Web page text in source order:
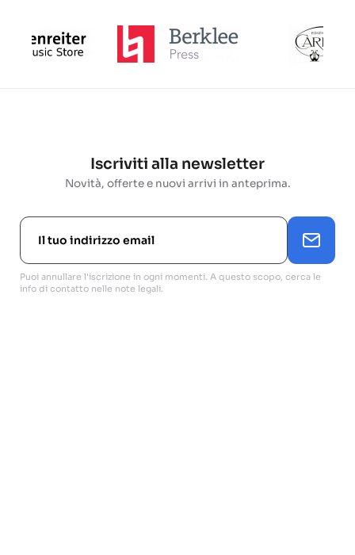
Iscriviti alla newsletter
Novità, offerte e nuovi arrivi in anteprima.
Puoi annullare l'iscrizione in ogni momenti. A questo scopo, cerca le
info di contatto nelle note legali.